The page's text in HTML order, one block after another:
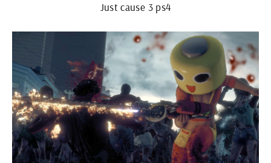
Just cause 3 ps4